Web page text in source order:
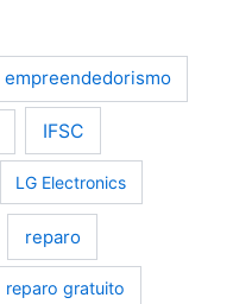
empreendedorismo
IFSC
LG Electronics
reparo
reparo gratuito